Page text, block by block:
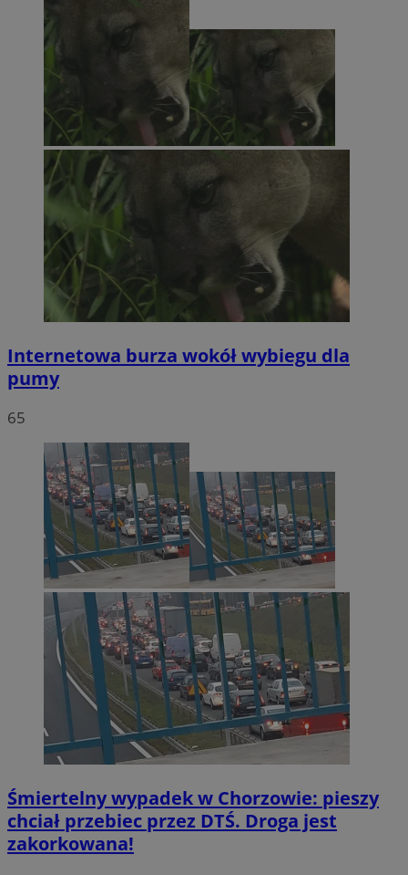
Internetowa burza wokół wybiegu dla
pumy
65
Śmiertelny wypadek w Chorzowie: pieszy
chciał przebiec przez DTŚ. Droga jest
zakorkowana!